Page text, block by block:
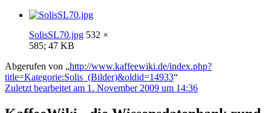
SolisSL70.jpg 532 ×
585; 47 KB
Abgerufen von „http://www.kaffeewiki.de/index.php?
title=Kategorie:Solis_(Bilder)&oldid=14933“
Zuletzt bearbeitet am 1. November 2009 um 14:36